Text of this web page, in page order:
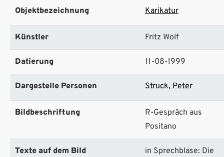
Objektbezeichnung Karikatur
Künstler Fritz Wolf
Datierung 11-08-1999
Dargestelle Personen Struck, Peter
Bildbeschriftung
R-Gespräch aus
Positano
Texte auf dem Bild
in Sprechblase: Die